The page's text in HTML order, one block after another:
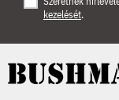
kezelését.